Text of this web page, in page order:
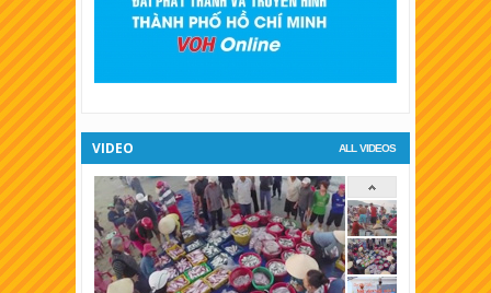
XSKT Tiền Giang
XSKT Đà Lạt
ALL VIDEOS
VIDEO